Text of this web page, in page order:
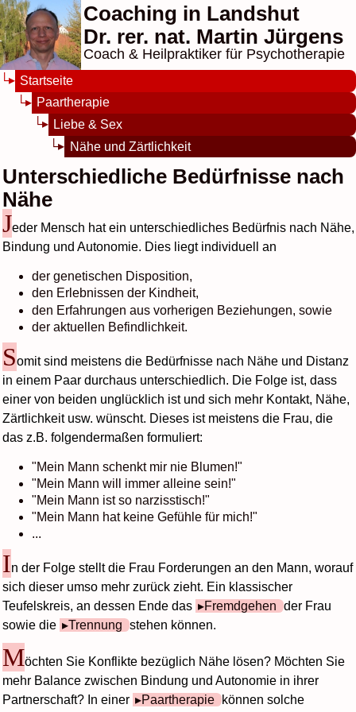
Coaching in Landshut
Dr. rer. nat. Martin Jürgens
Coach & Heilpraktiker für Psychotherapie
Startseite
Paartherapie
Liebe & Sex
Nähe und Zärtlichkeit
Unterschiedliche Bedürfnisse nach
Nähe
Jeder Mensch hat ein unterschiedliches Bedürfnis nach Nähe,
Bindung und Autonomie. Dies liegt individuell an
der genetischen Disposition,
den Erlebnissen der Kindheit,
den Erfahrungen aus vorherigen Beziehungen, sowie
der aktuellen Befindlichkeit.
Somit sind meistens die Bedürfnisse nach Nähe und Distanz
in einem Paar durchaus unterschiedlich. Die Folge ist, dass
einer von beiden unglücklich ist und sich mehr Kontakt, Nähe,
Zärtlichkeit usw. wünscht. Dieses ist meistens die Frau, die
das z.B. folgendermaßen formuliert:
"Mein Mann schenkt mir nie Blumen!"
"Mein Mann will immer alleine sein!"
"Mein Mann ist so narzisstisch!"
"Mein Mann hat keine Gefühle für mich!"
...
In der Folge stellt die Frau Forderungen an den Mann, worauf
sich dieser umso mehr zurück zieht. Ein klassischer
Teufelskreis, an dessen Ende das
Fremdgehen der Frau
sowie die
Trennung stehen können.
Möchten Sie Konflikte bezüglich Nähe lösen? Möchten Sie
mehr Balance zwischen Bindung und Autonomie in ihrer
Partnerschaft? In einer
Paartherapie können solche